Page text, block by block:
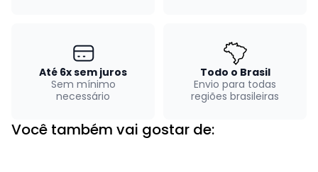
Até 6x sem juros
Sem mínimo
necessário
Todo o Brasil
Envio para todas
regiões brasileiras
Você também vai gostar de: